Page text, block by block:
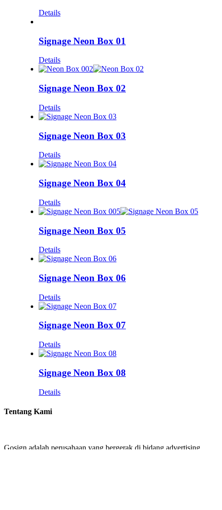
Details
Signage Neon Box 01
Details
Signage Neon Box 02
Details
Signage Neon Box 03
Details
Signage Neon Box 04
Details
Signage Neon Box 05
Details
Signage Neon Box 06
Details
Signage Neon Box 07
Details
Signage Neon Box 08
Details
Tentang Kami
Gosign adalah perusahaan yang bergerak di bidang advertising.